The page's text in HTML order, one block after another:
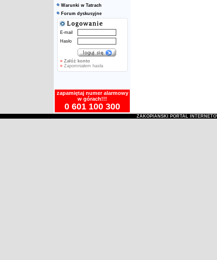
Warunki w Tatrach
Forum dyskusyjne
E-mail
Hasło
» Załóż konto
»Zapomniałem hasła
zapamiętaj numer alarmowy
w górach!!!
0 601 100 300
ZAKOPIAŃSKI PORTAL